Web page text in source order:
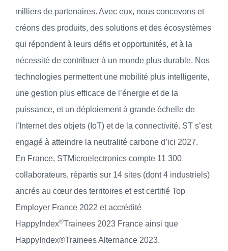
milliers de partenaires. Avec eux, nous concevons et
créons des produits, des solutions et des écosystèmes
qui répondent à leurs défis et opportunités, et à la
nécessité de contribuer à un monde plus durable. Nos
technologies permettent une mobilité plus intelligente,
une gestion plus efficace de l’énergie et de la
puissance, et un déploiement à grande échelle de
l’Internet des objets (IoT) et de la connectivité. ST s’est
engagé à atteindre la neutralité carbone d’ici 2027.
En France, STMicroelectronics compte 11 300
collaborateurs, répartis sur 14 sites (dont 4 industriels)
ancrés au cœur des territoires et est certifié Top
Employer France 2022 et accrédité
HappyIndex®Trainees 2023 France ainsi que
HappyIndex®Trainees Alternance 2023.